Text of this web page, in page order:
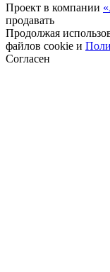
Проект в компании
продавать
Продолжая
файлов cookie и
Согласен